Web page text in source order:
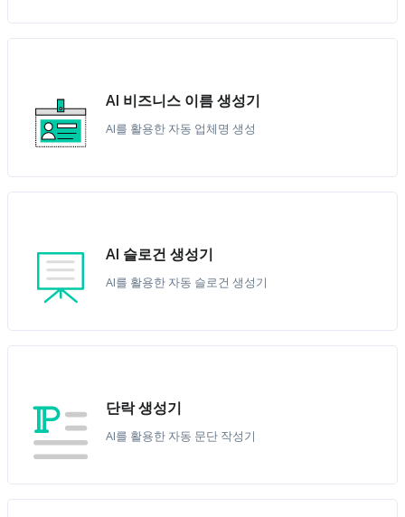
AI 비즈니스 이름 생성기
AI를 활용한 자동 업체명 생성
AI 슬로건 생성기
AI를 활용한 자동 슬로건 생성기
단락 생성기
AI를 활용한 자동 문단 작성기